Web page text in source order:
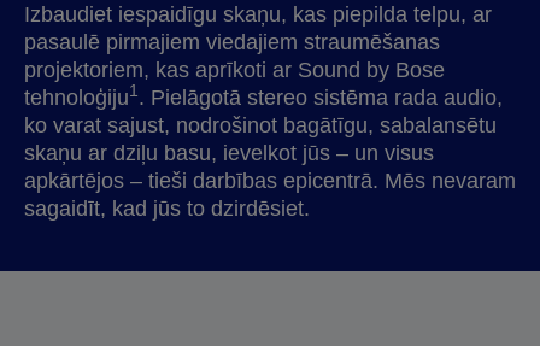
Izbaudiet iespaidīgu skaņu, kas piepilda telpu, ar
pasaulē pirmajiem viedajiem straumēšanas
projektoriem, kas aprīkoti ar Sound by Bose
tehnoloģiju1 . Pielāgotā stereo sistēma rada audio,
ko varat sajust, nodrošinot bagātīgu, sabalansētu
skaņu ar dziļu basu, ievelkot jūs – un visus
apkārtējos – tieši darbības epicentrā. Mēs nevaram
sagaidīt, kad jūs to dzirdēsiet.